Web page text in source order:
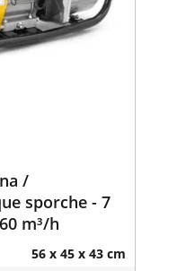
/
sporche - 7
m³/h
56 x 45 x 43 cm